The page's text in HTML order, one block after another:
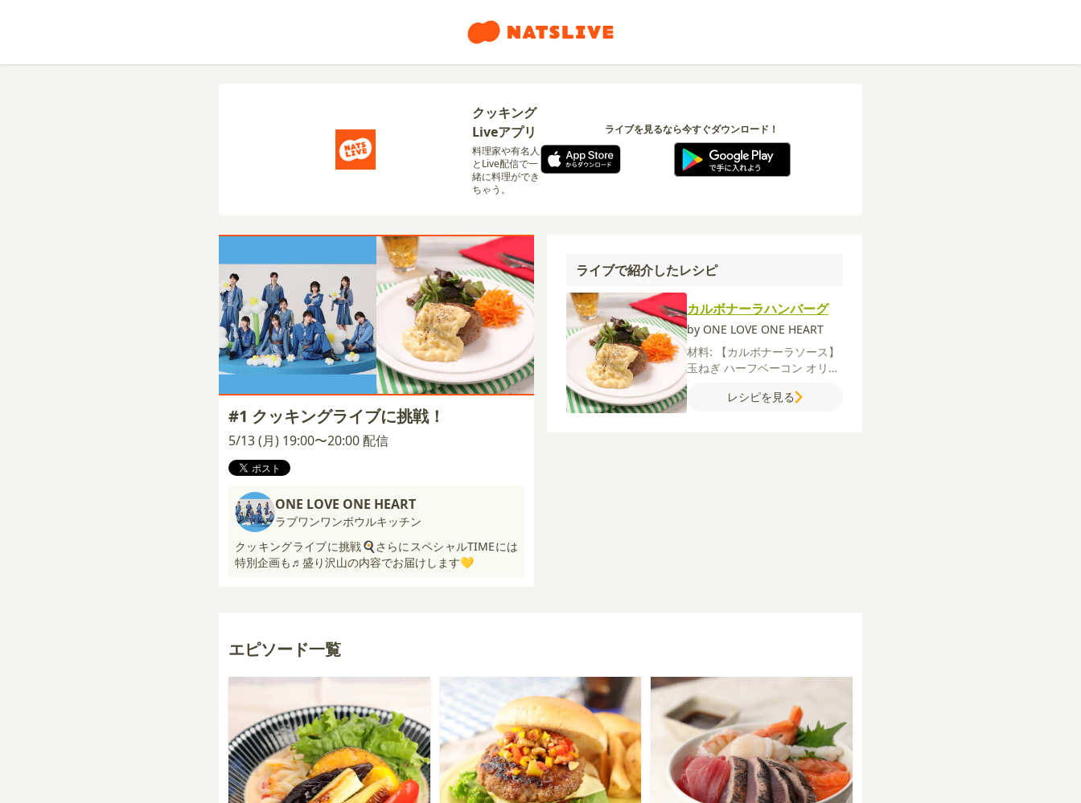
クッキング
Liveアプリ
料理家や有名人
とLive配信で一
緒に料理ができ
ちゃう。
ライブを見るなら今すぐダウンロード！
#1 クッキングライブに挑戦！
5/13 (月) 19:00〜20:00 配信
ONE LOVE ONE HEART
ラブワンワンボウルキッチン
クッキングライブに挑戦🍳さらにスペシャルTIMEには
特別企画も♬盛り沢山の内容でお届けします💛
ライブで紹介したレシピ
カルボナーラハンバーグ
by ONE LOVE ONE HEART
材料:
【カルボナーラソース】
玉ねぎ ハーフベーコン オリー
牛乳卵粉チーズ
レシピを見る
エピソード一覧